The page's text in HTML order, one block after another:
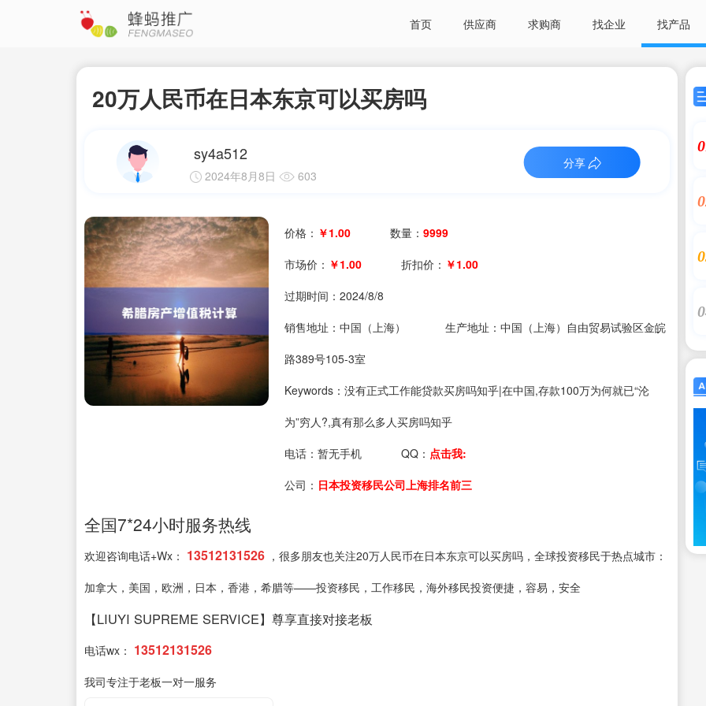
首页 供应商 求购商 找企业 找产品
20万人民币在日本东京可以买房吗
sy4a512
2024年8月8日 603
分享
价格： ￥1.00 数量：9999
市场价： ￥1.00 折扣价： ￥1.00
过期时间：2024/8/8
销售地址：中国（上海）
生产地址：中国（上海）自由贸易试验区金皖
路389号105-3室
Keywords：没有正式工作能贷款买房吗知乎|在中国,存款100万为何就已“沦
为”穷人?,真有那么多人买房吗知乎
电话：暂无手机 QQ： 点击我:
公司： 日本投资移民公司上海排名前三
全国7*24小时服务热线
欢迎咨询电话+Wx： 13512131526 ，很多朋友也关注20万人民币在日本东京可以买房吗，全球投资移民于热点城市：
加拿大，美国，欧洲，日本，香港，希腊等——投资移民，工作移民，海外移民投资便捷，容易，安全
【LIUYI SUPREME SERVICE】尊享直接对接老板
电话wx： 13512131526
我司专注于老板一对一服务